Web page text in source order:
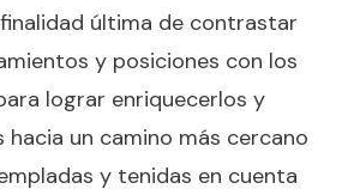
última de contrastar
y posiciones con los
lograr enriquecerlos y
un camino más cercano
y tenidas en cuenta